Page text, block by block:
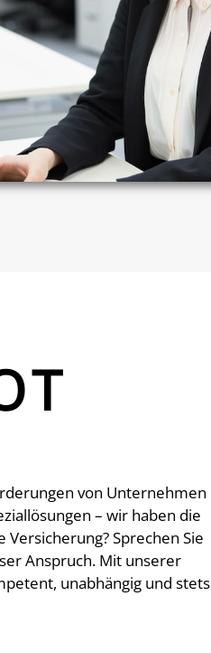
von Unternehmen
– wir haben die
Sprechen Sie
Anspruch. Mit unserer
unabhängig und stets